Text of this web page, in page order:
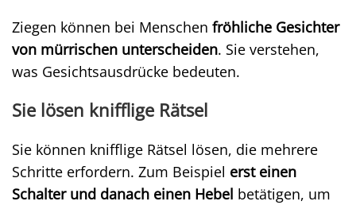
Ziegen können bei Menschen fröhliche Gesichter
von mürrischen unterscheiden. Sie verstehen,
was Gesichtsausdrücke bedeuten.
Sie lösen knifflige Rätsel
Sie können knifflige Rätsel lösen, die mehrere
Schritte erfordern. Zum Beispiel erst einen
Schalter und danach einen Hebel betätigen, um